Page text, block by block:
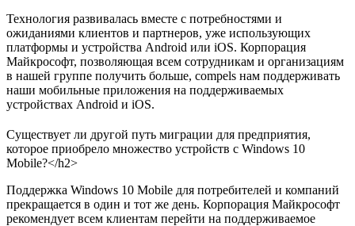
Технология развивалась вместе с потребностями и
ожиданиями клиентов и партнеров, уже использующих
платформы и устройства Android или iOS. Корпорация
Майкрософт, позволяющая всем сотрудникам и организациям
в нашей группе получить больше, compels нам поддерживать
наши мобильные приложения на поддерживаемых
устройствах Android и iOS.
Существует ли другой путь миграции для предприятия,
которое приобрело множество устройств с Windows 10
Mobile?</h2>
Поддержка Windows 10 Mobile для потребителей и компаний
прекращается в один и тот же день. Корпорация Майкрософт
рекомендует всем клиентам перейти на поддерживаемое